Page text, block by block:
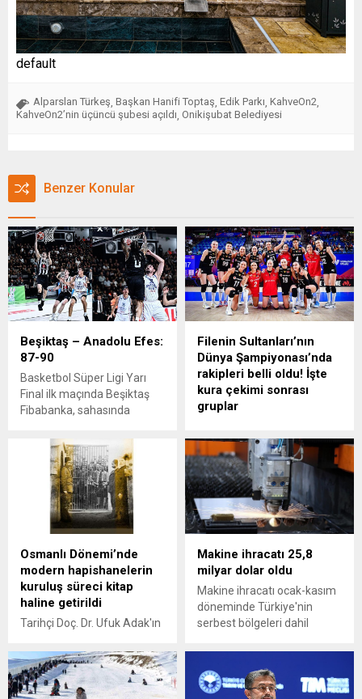
default
Alparslan Türkeş Başkan Hanifi Toptaş Edik Parkı KahveOn2
KahveOn2’nin üçüncü şubesi açıldı Onikişubat Belediyesi
Benzer Konular
Beşiktaş – Anadolu Efes:
87-90
Basketbol Süper Ligi Yarı
Final ilk maçında Beşiktaş
Fibabanka, sahasında
90-87 mağlup oldu. Bu
sonucun ardından Anadolu
Efes, seride 1-0 öne geçti.
Maçın en skorer ismi ise
Anadolu Efes'te 35 sayı
kaydeden Shane Larkin
Filenin Sultanları’nın
Dünya Şampiyonası’nda
rakipleri belli oldu! İşte
kura çekimi sonrası
gruplar
Şampiyonası’nda Filenin
Sultanları'nın rakipleri belli
oldu.
Osmanlı Dönemi’nde
modern hapishanelerin
kuruluş süreci kitap
haline getirildi
Tarihçi Doç. Dr. Ufuk Adak'ın
Yayınları'ndan çıkan The
Politics of Punishment in
the Late Ottoman Empire:
Makine ihracatı 25,8
milyar dolar oldu
Makine ihracatı ocak-kasım
döneminde Türkiye'nin
serbest bölgeleri dahil
olarak gerçekleşti.